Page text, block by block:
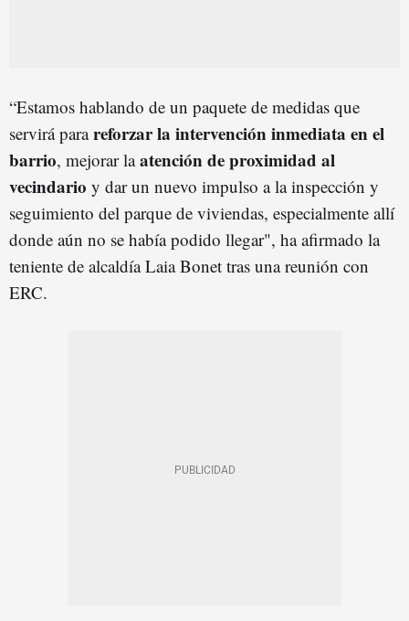
“Estamos hablando de un paquete de medidas que
servirá parareforzar la intervención inmediata en el
barrio, mejorar laatención de proximidad al
vecindario y dar un nuevo impulso a la inspección y
seguimiento del parque de viviendas, especialmente allí
donde aún no se había podido llegar", ha afirmado la
teniente de alcaldía Laia Bonet tras una reunión con
ERC.